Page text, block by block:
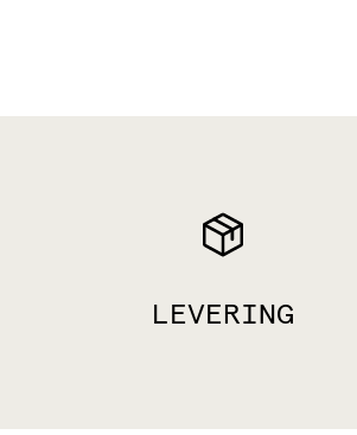
LEVERING